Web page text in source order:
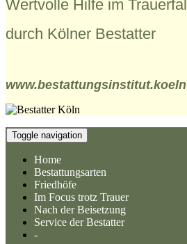
Wertvolle Hilfe im Trauerfall
durch Kölner Bestatter
www.bestattungsinstitut.koeln
Toggle navigation
Home
Bestattungsarten
Friedhöfe
Im Focus trotz Trauer
Nach der Beisetzung
Service der Bestatter
-